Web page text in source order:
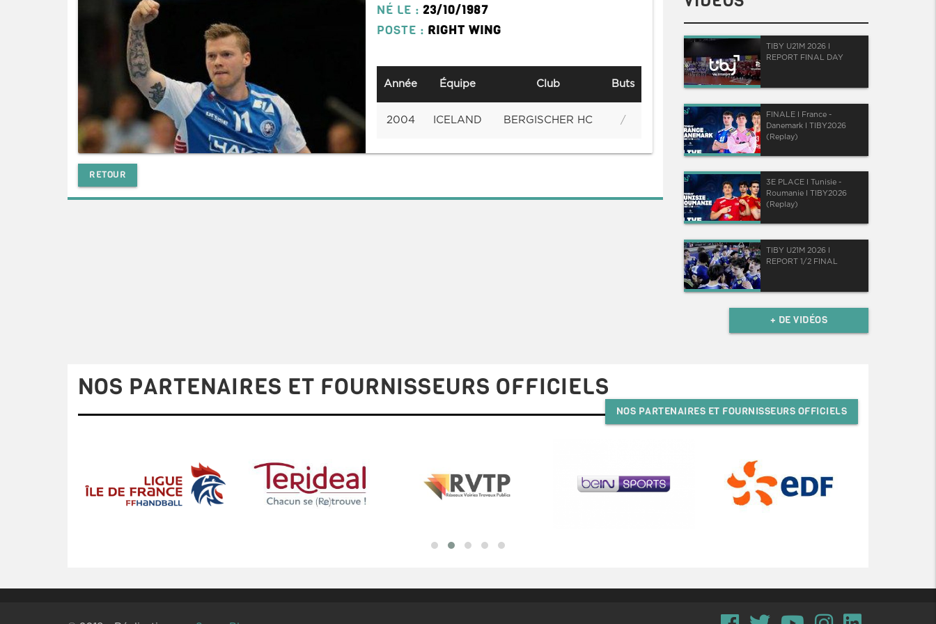
NÉ LE : 23/10/1987
POSTE : RIGHT WING
Année Équipe Club Buts
2004 ICELAND BERGISCHER HC /
RETOUR
TIBY U21M 2026 I
REPORT FINAL DAY
FINALE I France -
Danemark I TIBY2026
(Replay)
3E PLACE I Tunisie -
Roumanie I TIBY2026
(Replay)
TIBY U21M 2026 I
REPORT 1/2 FINAL
+ DE VIDÉOS
NOS PARTENAIRES ET FOURNISSEURS OFFICIELS
NOS PARTENAIRES ET FOURNISSEURS OFFICIELS